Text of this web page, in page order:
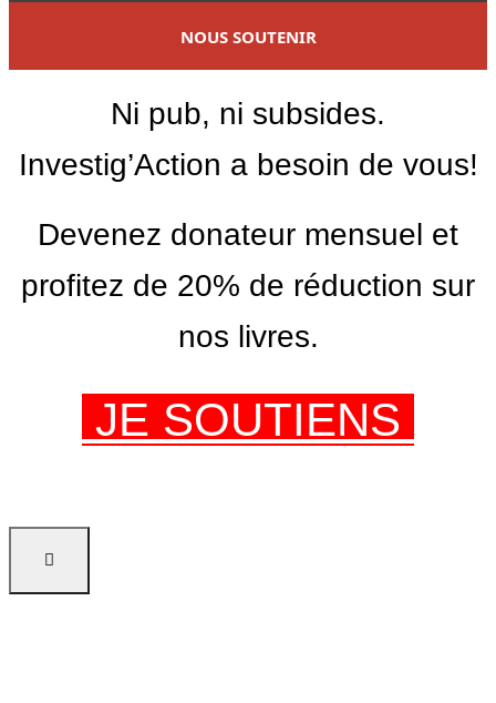
NOUS SOUTENIR
Ni pub, ni subsides.
Investig’Action a besoin de vous!
Devenez donateur mensuel et
profitez de 20% de réduction sur
nos livres.
JE SOUTIENS